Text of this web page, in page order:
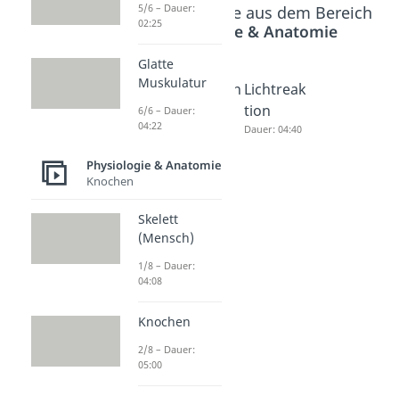
Beliebte Inhalte aus dem Bereich
Physiologie & Anatomie
Photosyn
these
einfach
Dauer: 02:45
Photosyn
these
Lichtreak
tion
Dauer: 04:40
5/6 – Dauer:
02:25
Glatte
Muskulatur
6/6 – Dauer:
04:22
Physiologie & Anatomie
Knochen
Skelett
(Mensch)
1/8 – Dauer:
04:08
Knochen
2/8 – Dauer:
05:00